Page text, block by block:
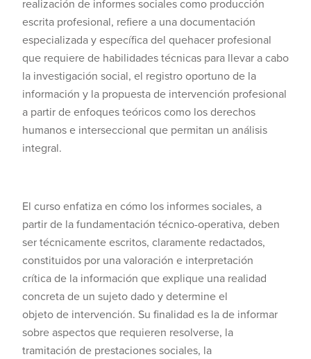
realización de informes sociales como producción
escrita profesional, refiere a una documentación
especializada y específica del quehacer profesional
que requiere de habilidades técnicas para llevar a cabo
la investigación social, el registro oportuno de la
información y la propuesta de intervención profesional
a partir de enfoques teóricos como los derechos
humanos e interseccional que permitan un análisis
integral.
El curso enfatiza en cómo los informes sociales, a
partir de la fundamentación técnico-operativa, deben
ser técnicamente escritos, claramente redactados,
constituidos por una valoración e interpretación
crítica de la información que explique una realidad
concreta de un sujeto dado y determine el
objeto de intervención. Su finalidad es la de informar
sobre aspectos que requieren resolverse, la
tramitación de prestaciones sociales, la